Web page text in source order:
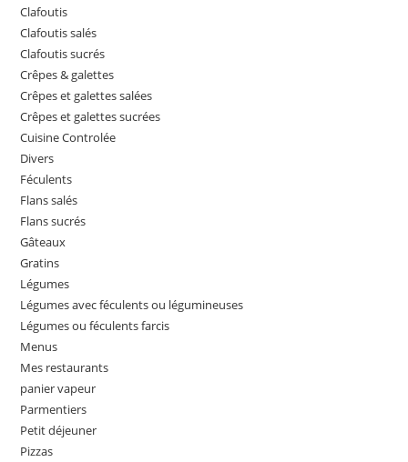
Clafoutis
Clafoutis salés
Clafoutis sucrés
Crêpes & galettes
Crêpes et galettes salées
Crêpes et galettes sucrées
Cuisine Controlée
Divers
Féculents
Flans salés
Flans sucrés
Gâteaux
Gratins
Légumes
Légumes avec féculents ou légumineuses
Légumes ou féculents farcis
Menus
Mes restaurants
panier vapeur
Parmentiers
Petit déjeuner
Pizzas